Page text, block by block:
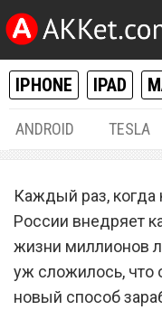
IPHONE IPAD
ANDROID TESLA
Сотовый
«МТС»
Каждый раз, когда
России внедряет
жизни миллионов
уж сложилось, что
новый способ